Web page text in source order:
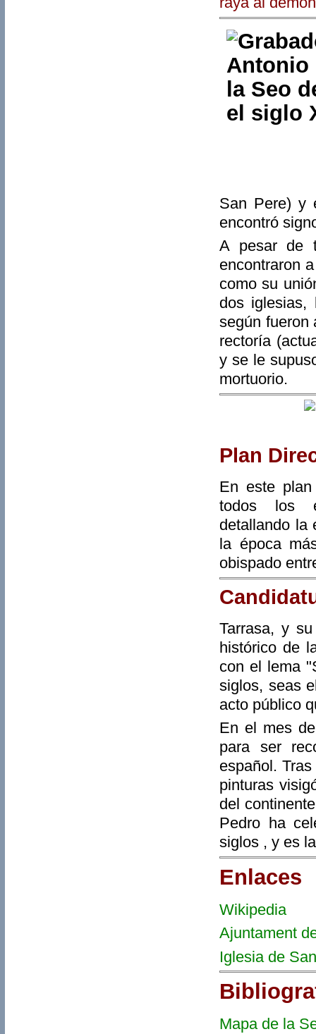
San Pere) y
encontró
A pesar de
encontraron
como su
dos iglesias,
según fueron
rectoría
y se le
mortuorio.
Plan
En este
todos los
detallando la
la época
obispado
Tarrasa, y
histórico de
con el lema
siglos, seas
acto público
En el mes
para ser
español.
pinturas
del
Pedro ha
siglos , y es
Enlaces
Wikipedia
Ajuntament
Iglesia de
Mapa de la